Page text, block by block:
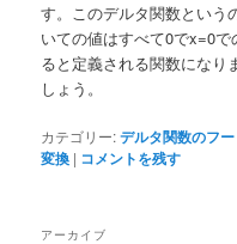
す。このデルタ関数という
いての値はすべて0でx=0
ると定義される関数になり
しょう。
カテゴリー:デルタ関数のフ
変換 | コメントを残す
アーカイブ